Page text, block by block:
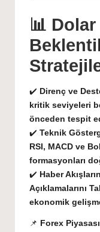
📊
✔️ Direnç ve
kritik seviyeleri
önceden tespit
✔️ Teknik
RSI, MACD ve
formasyonları
✔️ Haber
Açıklamalarını
ekonomik
📌 Forex